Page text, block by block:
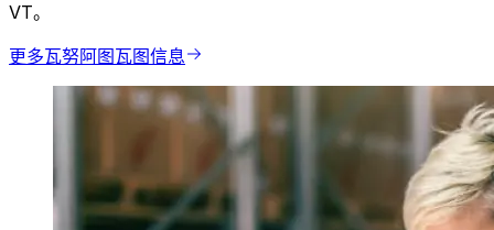
VT。
更多瓦努阿图瓦图信息